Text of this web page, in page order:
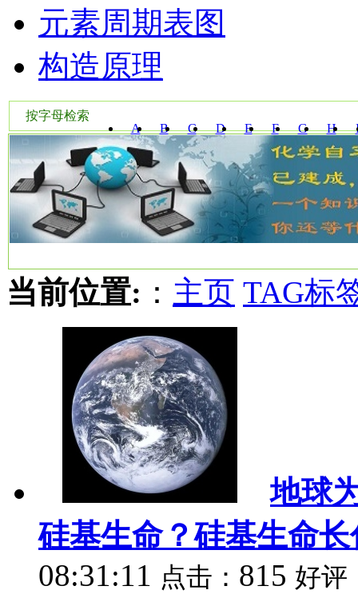
元素周期表图
构造原理
按字母检索
A
B C D E F G H
W Y
当前位置: ： 主页 TAG标
地球
硅基生命？硅基生命
08:31:11 点击： 815 好评